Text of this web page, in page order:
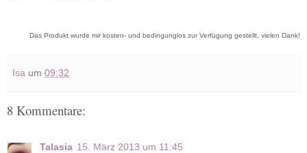
Das Produkt wurde mir kosten- und bedingunglos zur Verfügung gestellt, vielen Dank!
Isa um 09:32
8 Kommentare:
Talasia 15. März 2013 um 11:45